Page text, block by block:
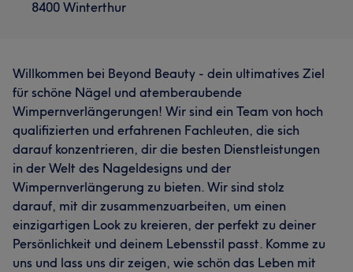
8400 Winterthur
Willkommen bei Beyond Beauty - dein ultimatives Ziel
für schöne Nägel und atemberaubende
Wimpernverlängerungen! Wir sind ein Team von hoch
qualifizierten und erfahrenen Fachleuten, die sich
darauf konzentrieren, dir die besten Dienstleistungen
in der Welt des Nageldesigns und der
Wimpernverlängerung zu bieten. Wir sind stolz
darauf, mit dir zusammenzuarbeiten, um einen
einzigartigen Look zu kreieren, der perfekt zu deiner
Persönlichkeit und deinem Lebensstil passt. Komme zu
uns und lass uns dir zeigen, wie schön das Leben mit